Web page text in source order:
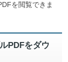
を閲覧できま
PDFをダウ